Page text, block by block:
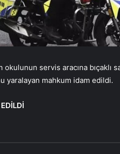
okulunun servis aracına
yaralayan mahkum idam edildi.